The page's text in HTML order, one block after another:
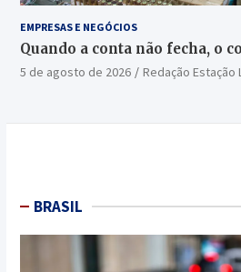
EMPRESAS E NEGÓCIOS
Quando a conta não fecha, o
5 de agosto de 2026 Redação Estação
BRASIL